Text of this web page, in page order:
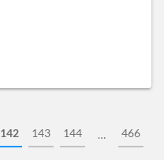
142 143 144 … 466